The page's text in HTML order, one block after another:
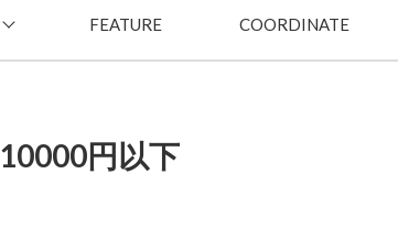
FEATURE COORDINATE
10000円以下